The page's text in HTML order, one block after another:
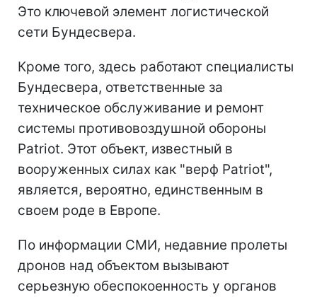
Это ключевой элемент логистической
сети Бундесвера.
Кроме того, здесь работают специалисты
Бундесвера, ответственные за
техническое обслуживание и ремонт
системы противовоздушной обороны
Patriot. Этот объект, известный в
вооруженных силах как "верф Patriot",
является, вероятно, единственным в
своем роде в Европе.
По информации СМИ, недавние пролеты
дронов над объектом вызывают
серьезную обеспокоенность у органов